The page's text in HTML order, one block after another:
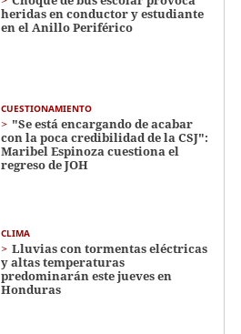
heridas en conductor y estudiante
en el Anillo Periférico
CUESTIONAMIENTO
"Se está encargando de acabar
con la poca credibilidad de la CSJ":
Maribel Espinoza cuestiona el
regreso de JOH
CLIMA
Lluvias con tormentas eléctricas
y altas temperaturas
predominarán este jueves en
Honduras